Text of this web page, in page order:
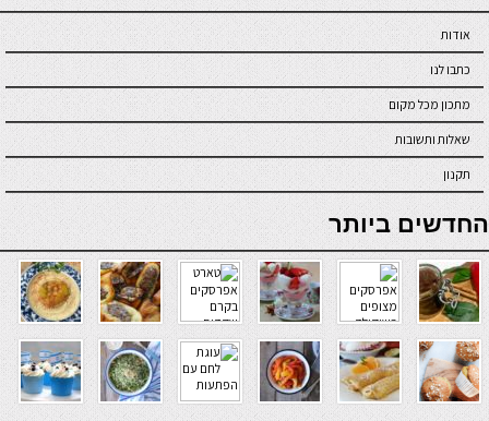
אודות
כתבו לנו
מתכון מכל מקום
שאלות ותשובות
תקנון
online casino
החדשים ביותר